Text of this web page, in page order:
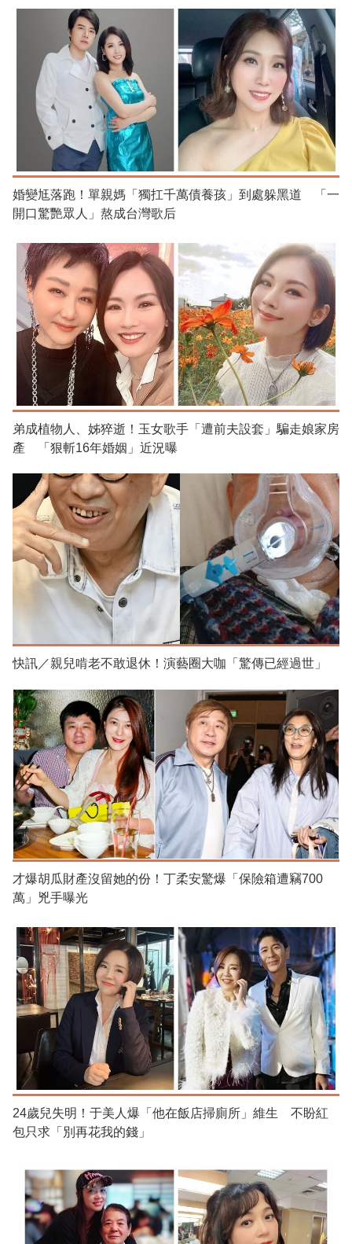
婚變尪落跑！單親媽「獨扛千萬債養孩」到處躲黑道 「一
開口驚艷眾人」熬成台灣歌后
弟成植物人、姊猝逝！玉女歌手「遭前夫設套」騙走娘家房
產 「狠斬16年婚姻」近況曝
快訊／親兒啃老不敢退休！演藝圈大咖「驚傳已經過世」
才爆胡瓜財產沒留她的份！丁柔安驚爆「保險箱遭竊700
萬」兇手曝光
24歲兒失明！于美人爆「他在飯店掃廁所」維生 不盼紅
包只求「別再花我的錢」